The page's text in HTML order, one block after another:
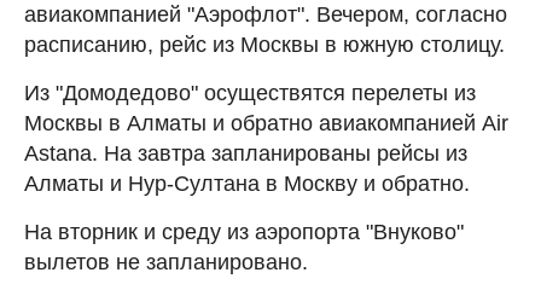
авиакомпанией "Аэрофлот". Вечером, согласно
расписанию, рейс из Москвы в южную столицу.
Из "Домодедово" осуществятся перелеты из
Москвы в Алматы и обратно авиакомпанией Air
Astana. На завтра запланированы рейсы из
Алматы и Нур-Султана в Москву и обратно.
На вторник и среду из аэропорта "Внуково"
вылетов не запланировано.